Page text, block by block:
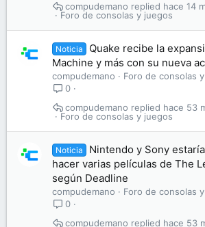
Foro de consolas y juegos
hace 14
compudemano
Noticia
Quake recibe la
Machine y más con su nueva
compudemano
Foro de consolas
0
Foro de consolas y juegos
hace 53
compudemano
Noticia
Nintendo y Sony
hacer varias películas de The
según Deadline
compudemano
Foro de consolas
0
hace 53
compudemano